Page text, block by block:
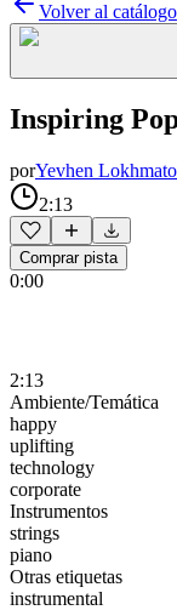
Volver al catálogo
Inspiring
porYevhen
2:13
Comprar pista
0:00
2:13
Ambiente/Temática
happy
uplifting
technology
corporate
Instrumentos
strings
piano
Otras etiquetas
instrumental